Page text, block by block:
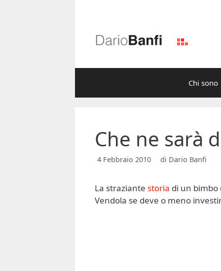
Chi sono
Che ne sarà
4 Febbraio 2010 di Dario Banfi
La straziante storia di un bimbo
Vendola se deve o meno